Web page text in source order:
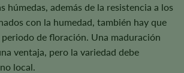
húmedas, además de la resistencia a los
con la humedad, también hay que
de floración. Una maduración
ventaja, pero la variedad debe
local.